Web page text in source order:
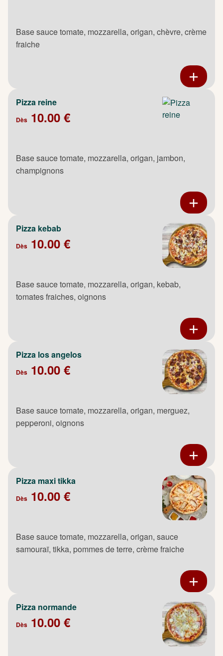
Base sauce tomate, mozzarella, origan, chèvre, crème
fraiche
Pizza reine
Dès 10.00 €
Base sauce tomate, mozzarella, origan, jambon,
champignons
Pizza kebab
Dès 10.00 €
Base sauce tomate, mozzarella, origan, kebab,
tomates fraiches, oignons
Pizza los angelos
Dès 10.00 €
Base sauce tomate, mozzarella, origan, merguez,
pepperoni, oignons
Pizza maxi tikka
Dès 10.00 €
Base sauce tomate, mozzarella, origan, sauce
samouraï, tikka, pommes de terre, crème fraiche
Pizza normande
Dès 10.00 €